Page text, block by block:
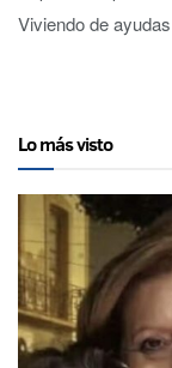
Viviendo de
Lo más visto